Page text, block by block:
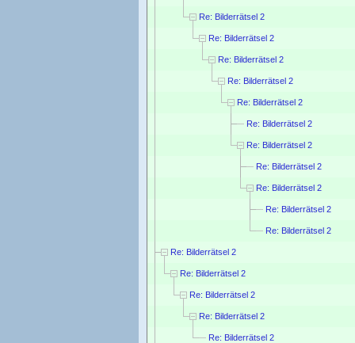
Re: Bilderrätsel 2
Re: Bilderrätsel 2
Re: Bilderrätsel 2
Re: Bilderrätsel 2
Re: Bilderrätsel 2
Re: Bilderrätsel 2
Re: Bilderrätsel 2
Re: Bilderrätsel 2
Re: Bilderrätsel 2
Re: Bilderrätsel 2
Re: Bilderrätsel 2
Re: Bilderrätsel 2
Re: Bilderrätsel 2
Re: Bilderrätsel 2
Re: Bilderrätsel 2
Re: Bilderrätsel 2